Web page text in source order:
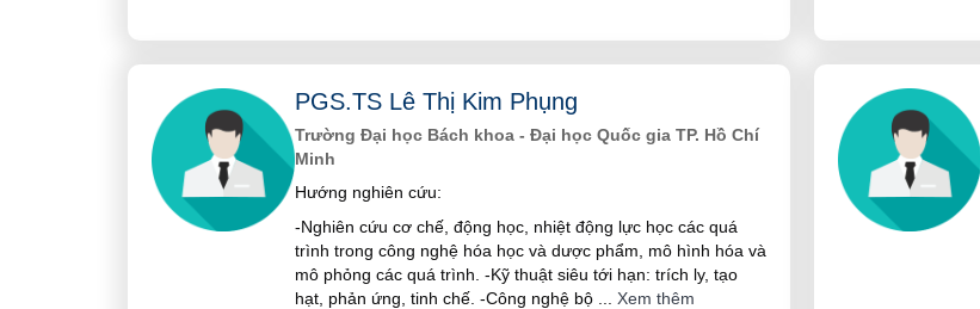
PGS.TS Lê Thị Kim Phụng
Trường Đại học Bách khoa - Đại học Quốc gia TP. Hồ Chí
Minh
Hướng nghiên cứu:
-Nghiên cứu cơ chế, động học, nhiệt động lực học các quá
trình trong công nghệ hóa học và dược phẩm, mô hình hóa và
mô phỏng các quá trình. -Kỹ thuật siêu tới hạn: trích ly, tạo
hạt, phản ứng, tinh chế. -Công nghệ bộ
Xem thêm